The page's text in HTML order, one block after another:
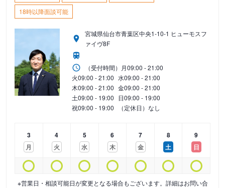
18時以降面談可能
宮城県仙台市青葉区中央1-10-1 ヒューモスフ
ァイヴ8F
（受付時間） 月09:00 - 21:00
火09:00 - 21:00 水09:00 - 21:00
木09:00 - 21:00 金09:00 - 21:00
土09:00 - 19:00 日09:00 - 19:00
祝09:00 - 19:00 （定休日）なし
3
月
4
火
5
水
6
木
7
金
8
土
9
日
※営業日・相談可能日が変更となる場合もございます。詳細はお問い合